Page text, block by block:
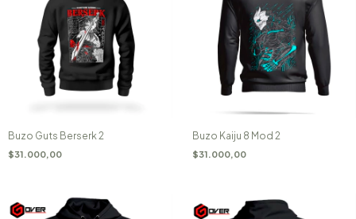
Buzo Guts Berserk 2
$31.000,00
Buzo Kaiju 8 Mod 2
$31.000,00